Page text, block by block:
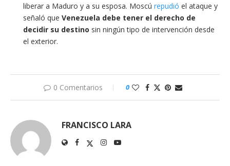
liberar a Maduro y a su esposa. Moscú repudió el ataque y
señaló que Venezuela debe tener el derecho de
decidir su destino sin ningún tipo de intervención desde
el exterior.
0 Comentarios 0
FRANCISCO LARA